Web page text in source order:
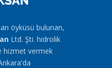
öyküsü bulunan,
Ltd. Şti. hidrolik
hizmet vermek